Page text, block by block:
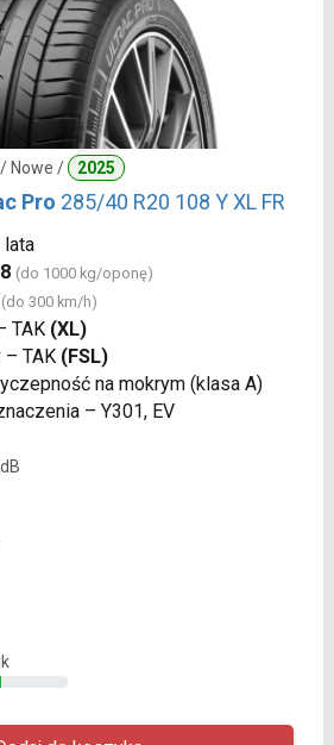
Nowe / 2025
Pro 285/40 R20 108 Y XL FR
lata
(do 1000 kg/oponę)
(do 300 km/h)
TAK (XL)
– TAK (FSL)
na mokrym (klasa A)
– Y301, EV